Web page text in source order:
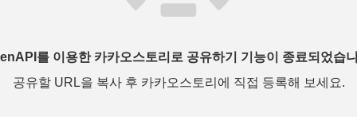
를 이용한 카카오스토리로 공유하기 기능이 종료되었습
공유할 URL을 복사 후 카카오스토리에 직접 등록해 보세요.